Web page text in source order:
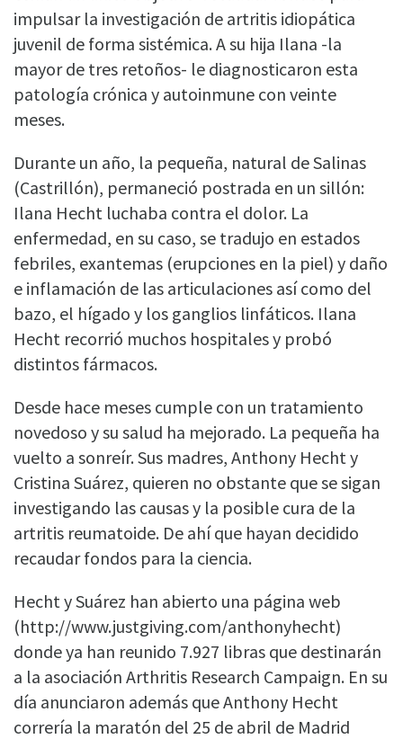
impulsar la investigación de artritis idiopática
juvenil de forma sistémica. A su hija Ilana -la
mayor de tres retoños- le diagnosticaron esta
patología crónica y autoinmune con veinte
meses.
Durante un año, la pequeña, natural de Salinas
(Castrillón), permaneció postrada en un sillón:
Ilana Hecht luchaba contra el dolor. La
enfermedad, en su caso, se tradujo en estados
febriles, exantemas (erupciones en la piel) y daño
e inflamación de las articulaciones así como del
bazo, el hígado y los ganglios linfáticos. Ilana
Hecht recorrió muchos hospitales y probó
distintos fármacos.
Desde hace meses cumple con un tratamiento
novedoso y su salud ha mejorado. La pequeña ha
vuelto a sonreír. Sus madres, Anthony Hecht y
Cristina Suárez, quieren no obstante que se sigan
investigando las causas y la posible cura de la
artritis reumatoide. De ahí que hayan decidido
recaudar fondos para la ciencia.
Hecht y Suárez han abierto una página web
(http://www.justgiving.com/anthonyhecht)
donde ya han reunido 7.927 libras que destinarán
a la asociación Arthritis Research Campaign. En su
día anunciaron además que Anthony Hecht
correría la maratón del 25 de abril de Madrid